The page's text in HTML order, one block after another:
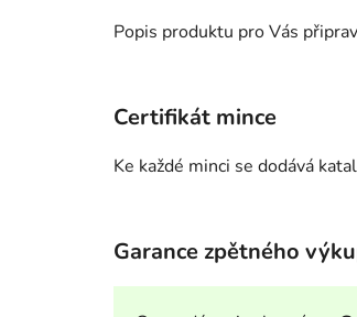
Popis produktu pro Vás
Certifikát mince
Ke každé minci se dodává
Garance zpětného